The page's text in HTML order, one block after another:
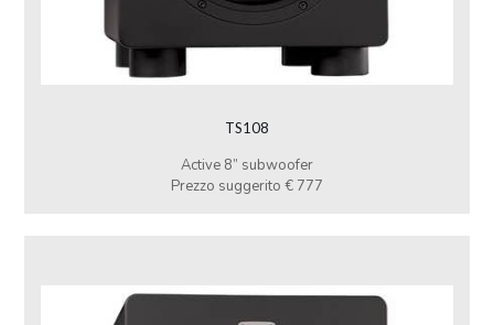
TS108
Active 8” subwoofer
Prezzo suggerito € 777